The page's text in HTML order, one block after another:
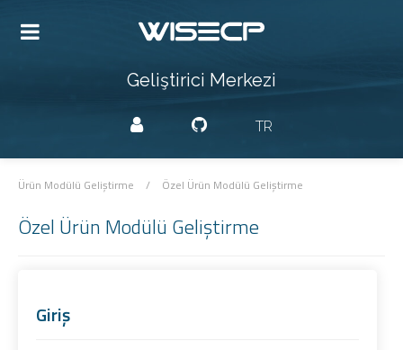
Geliştirici Merkezi
TR
Ürün Modülü Geliştirme / Özel Ürün Modülü Geliştirme
Özel Ürün Modülü Geliştirme
Giriş